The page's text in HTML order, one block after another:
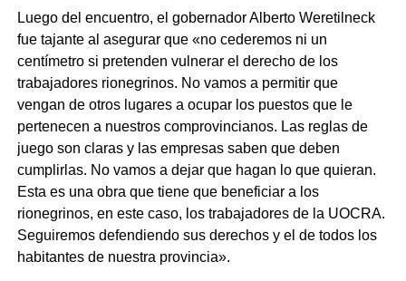
Luego del encuentro, el gobernador Alberto Weretilneck
fue tajante al asegurar que «no cederemos ni un
centímetro si pretenden vulnerar el derecho de los
trabajadores rionegrinos. No vamos a permitir que
vengan de otros lugares a ocupar los puestos que le
pertenecen a nuestros comprovincianos. Las reglas de
juego son claras y las empresas saben que deben
cumplirlas. No vamos a dejar que hagan lo que quieran.
Esta es una obra que tiene que beneficiar a los
rionegrinos, en este caso, los trabajadores de la UOCRA.
Seguiremos defendiendo sus derechos y el de todos los
habitantes de nuestra provincia».